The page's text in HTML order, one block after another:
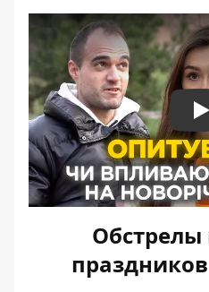
Обстрелы